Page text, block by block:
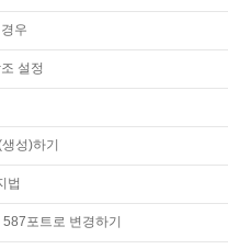
우
설정
성)하기
법
포트로 변경하기